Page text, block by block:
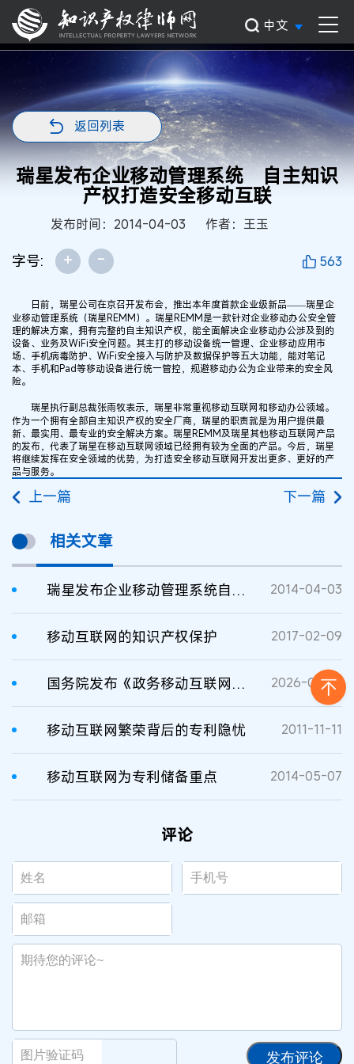
中文
返回列表
瑞星发布企业移动管理系统 自主知识
产权打造安全移动互联
发布时间：2014-04-03 作者：王玉
字号: + - 563
日前，瑞星公司在京召开发布会，推出本年度首款企业级新品——瑞星企
业移动管理系统（瑞星REMM）。瑞星REMM是一款针对企业移动办公安全管
理的解决方案，拥有完整的自主知识产权，能全面解决企业移动办公涉及到的
设备、业务及WiFi安全问题。其主打的移动设备统一管理、企业移动应用市
场、手机病毒防护、WiFi安全接入与防护及数据保护等五大功能，能对笔记
本、手机和Pad等移动设备进行统一管控，规避移动办公为企业带来的安全风
险。
瑞星执行副总裁张雨牧表示，瑞星非常重视移动互联网和移动办公领域。
作为一个拥有全部自主知识产权的安全厂商，瑞星的职责就是为用户提供最
新、最实用、最专业的安全解决方案。瑞星REMM及瑞星其他移动互联网产品
的发布，代表了瑞星在移动互联网领域已经拥有较为全面的产品。今后，瑞星
将继续发挥在安全领域的优势，为打造安全移动互联网开发出更多、更好的产
品与服务。
上一篇 下一篇
相关文章
瑞星发布企业移动管理系统自主知识产权打造安全移动互联 2014-04-03
移动互联网的知识产权保护 2017-02-09
国务院发布《政务移动互联网应用程序规范化管理办法》 2026-01-29
移动互联网繁荣背后的专利隐忧 2011-11-11
移动互联网为专利储备重点 2014-05-07
评论
发布评论